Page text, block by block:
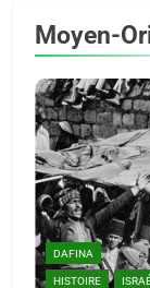
Moyen-
DAFINA
HISTOIRE